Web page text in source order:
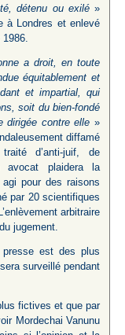
détenu ou exilé»
à Londres et enlevé
a droit, en toute
équitablement et
et impartial, qui
soit du bien-fondé
dirigée contre elle »
diffamé
d’anti-juif, de
avocat plaidera la
pour des raisons
par 20 scientifiques
arbitraire
jugement.
est des plus
surveillé pendant
fictives et que par
Mordechai Vanunu